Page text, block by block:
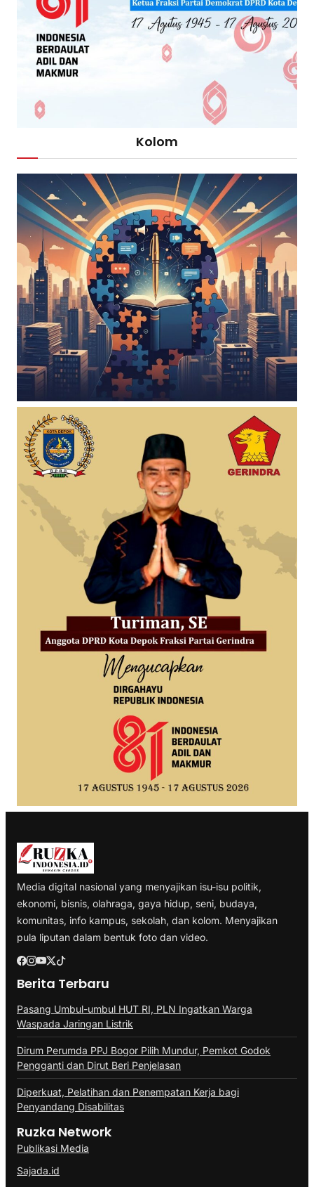
Kolom
Media digital nasional yang menyajikan isu-isu politik,
ekonomi, bisnis, olahraga, gaya hidup, seni, budaya,
komunitas, info kampus, sekolah, dan kolom. Menyajikan
pula liputan dalam bentuk foto dan video.
Berita Terbaru
Pasang Umbul-umbul HUT RI, PLN Ingatkan Warga
Waspada Jaringan Listrik
Dirum Perumda PPJ Bogor Pilih Mundur, Pemkot Godok
Pengganti dan Dirut Beri Penjelasan
Diperkuat, Pelatihan dan Penempatan Kerja bagi
Penyandang Disabilitas
Ruzka Network
Publikasi Media
Sajada.id